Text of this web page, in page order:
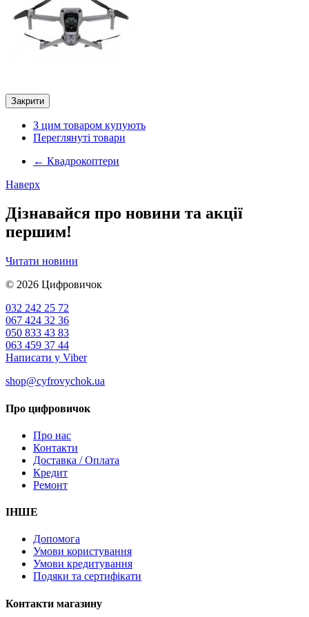
Закрити
З цим товаром купують
Переглянуті товари
← Квадрокоптери
Наверх
Дізнавайся про новини та акції
першим!
Читати новини
© 2026 Цифровичок
032 242 25 72
067 424 32 36
050 833 43 83
063 459 37 44
Написати у Viber
shop@cyfrovychok.ua
Про цифровичок
Про нас
Контакти
Доставка / Оплата
Кредит
Ремонт
ІНШЕ
Допомога
Умови користування
Умови кредитування
Подяки та сертифікати
Контакти магазину